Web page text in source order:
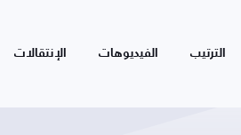
الترتيب الفيديوهات الإنتقالات